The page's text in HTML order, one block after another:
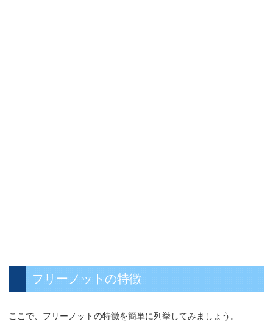
フリーノットの特徴
ここで、フリーノットの特徴を簡単に列挙してみましょう。